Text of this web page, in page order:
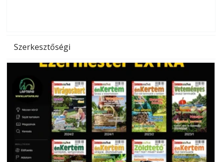
Szerkesztőségi